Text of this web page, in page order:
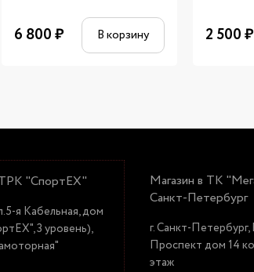
6 800₽ В корзину 2 500₽
ТРК "СпортЕХ"
я Кабельная, дом
3 уровень),
Магазин в ТК
Санкт-Петербург
г. Санкт-
Проспект дом 14
этаж